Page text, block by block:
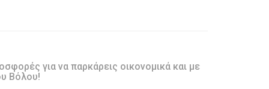
για να παρκάρεις οικονομικά και με
Βόλου!